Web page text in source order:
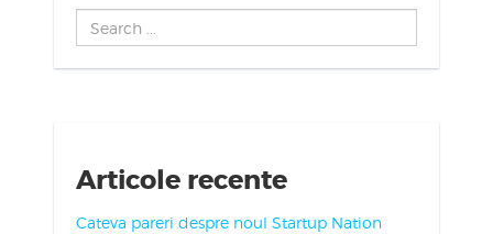
Search
...
Articole recente
Cateva pareri despre noul Startup Nation